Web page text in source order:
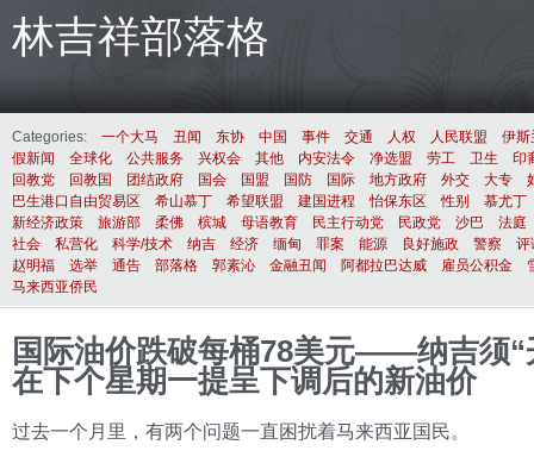
林吉祥部落格
Categories: 一个大马 丑闻 东协 中国 事件 交通 人权 人民联盟
伊斯
假新闻
全球化 公共服务 兴权会 其他 内安法令 净选盟 劳工 卫生
印
回教党
回教国 团结政府 国会 国盟 国防 国际 地方政府 外交 大专
巴生港口自由贸易区
希山慕丁 希望联盟 建国进程 怡保东区 性别
慕尤丁
新经济政策
旅游部 柔佛 槟城 母语教育 民主行动党 民政党 沙巴
法庭
社会
私营化 科学/技术 纳吉 经济 缅甸 罪案 能源 良好施政 警察
评
赵明福
选举 通告 部落格 郭素沁 金融丑闻 阿都拉巴达威 雇员公积金
马来西亚侨民
国际油价跌破每桶78美元——纳吉须“
在下个星期一提呈下调后的新油价
过去一个月里，有两个问题一直困扰着马来西亚国民。